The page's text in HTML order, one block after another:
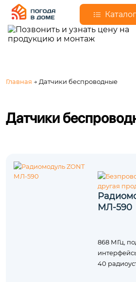
Каталог
Главная → Датчики беспроводные
Датчики
МЛ-590
868 МГц,
40